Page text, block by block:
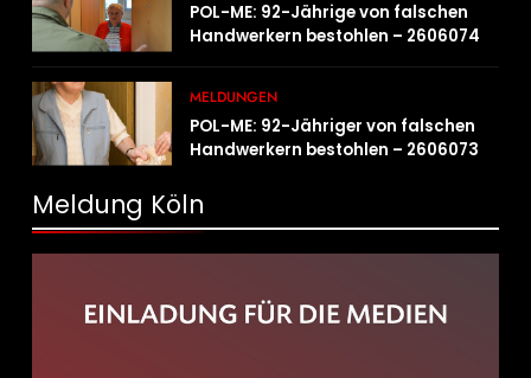
POL-ME: 92-Jährige von falschen
Handwerkern bestohlen – 2606074
MELDUNGEN
POL-ME: 92-Jähriger von falschen
Handwerkern bestohlen – 2606073
Meldung Köln